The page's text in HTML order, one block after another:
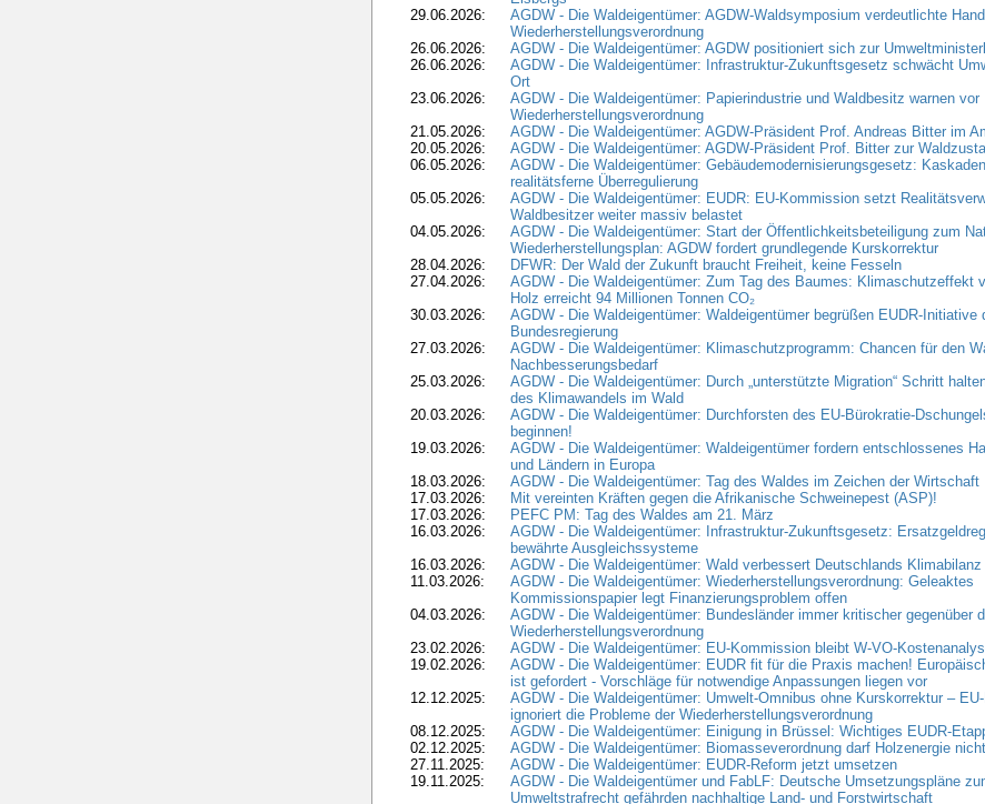
29.06.2026:
AGDW - Die Waldeigentümer: AGDW-Waldsymposium verdeutlichte
Wiederherstellungsverordnung
26.06.2026:
AGDW - Die Waldeigentümer: AGDW positioniert sich zur
26.06.2026:
AGDW - Die Waldeigentümer: Infrastruktur-Zukunftsgesetz schwächt
Ort
23.06.2026:
AGDW - Die Waldeigentümer: Papierindustrie und Waldbesitz warnen vor
Wiederherstellungsverordnung
21.05.2026:
AGDW - Die Waldeigentümer: AGDW-Präsident Prof. Andreas Bitter im
20.05.2026:
AGDW - Die Waldeigentümer: AGDW-Präsident Prof. Bitter zur
06.05.2026:
AGDW - Die Waldeigentümer: Gebäudemodernisierungsgesetz:
realitätsferne Überregulierung
05.05.2026:
AGDW - Die Waldeigentümer: EUDR: EU-Kommission setzt
Waldbesitzer weiter massiv belastet
04.05.2026:
AGDW - Die Waldeigentümer: Start der Öffentlichkeitsbeteiligung zum
Wiederherstellungsplan: AGDW fordert grundlegende Kurskorrektur
28.04.2026:
DFWR: Der Wald der Zukunft braucht Freiheit, keine Fesseln
27.04.2026:
AGDW - Die Waldeigentümer: Zum Tag des Baumes: Klimaschutzeffekt
Holz erreicht 94 Millionen Tonnen CO₂
30.03.2026:
AGDW - Die Waldeigentümer: Waldeigentümer begrüßen EUDR-Initiative
Bundesregierung
27.03.2026:
AGDW - Die Waldeigentümer: Klimaschutzprogramm: Chancen für den
Nachbesserungsbedarf
25.03.2026:
AGDW - Die Waldeigentümer: Durch „unterstützte Migration“ Schritt
des Klimawandels im Wald
20.03.2026:
AGDW - Die Waldeigentümer: Durchforsten des EU-Bürokratie-
beginnen!
19.03.2026:
AGDW - Die Waldeigentümer: Waldeigentümer fordern entschlossenes
und Ländern in Europa
18.03.2026:
AGDW - Die Waldeigentümer: Tag des Waldes im Zeichen der Wirtschaft
17.03.2026:
Mit vereinten Kräften gegen die Afrikanische Schweinepest (ASP)!
17.03.2026:
PEFC PM: Tag des Waldes am 21. März
16.03.2026:
AGDW - Die Waldeigentümer: Infrastruktur-Zukunftsgesetz:
bewährte Ausgleichssysteme
16.03.2026:
AGDW - Die Waldeigentümer: Wald verbessert Deutschlands
11.03.2026:
AGDW - Die Waldeigentümer: Wiederherstellungsverordnung: Geleaktes
Kommissionspapier legt Finanzierungsproblem offen
04.03.2026:
AGDW - Die Waldeigentümer: Bundesländer immer kritischer gegenüber
Wiederherstellungsverordnung
23.02.2026:
AGDW - Die Waldeigentümer: EU-Kommission bleibt W-VO-
19.02.2026:
AGDW - Die Waldeigentümer: EUDR fit für die Praxis machen!
ist gefordert - Vorschläge für notwendige Anpassungen liegen vor
12.12.2025:
AGDW - Die Waldeigentümer: Umwelt-Omnibus ohne Kurskorrektur –
ignoriert die Probleme der Wiederherstellungsverordnung
08.12.2025:
AGDW - Die Waldeigentümer: Einigung in Brüssel: Wichtiges EUDR-
02.12.2025:
AGDW - Die Waldeigentümer: Biomasseverordnung darf Holzenergie
27.11.2025:
AGDW - Die Waldeigentümer: EUDR-Reform jetzt umsetzen
19.11.2025:
AGDW - Die Waldeigentümer und FabLF: Deutsche Umsetzungspläne
Umweltstrafrecht gefährden nachhaltige Land- und Forstwirtschaft